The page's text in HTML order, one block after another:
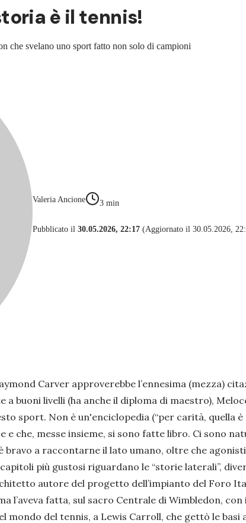
è il tennis!
che svelano uno sport fatto non solo di campioni
Valeria Ancione 3 min
Pubblicato il 30.05.2026, 22:17 (Aggiornato il 30.05.2026,
Carver approverebbe l’ennesima (mezza)
a buoni livelli (ha anche il diploma di maestro),
sport. Non è un'enciclopedia (“per carità, quella
che, messe insieme, si sono fatte libro. Ci sono
bravo a raccontarne il lato umano, oltre che
più gustosi riguardano le “storie laterali”,
autore del progetto dell’impianto del Foro
l’aveva fatta, sul sacro Centrale di Wimbledon,
del tennis, a Lewis Carroll, che gettò le basi